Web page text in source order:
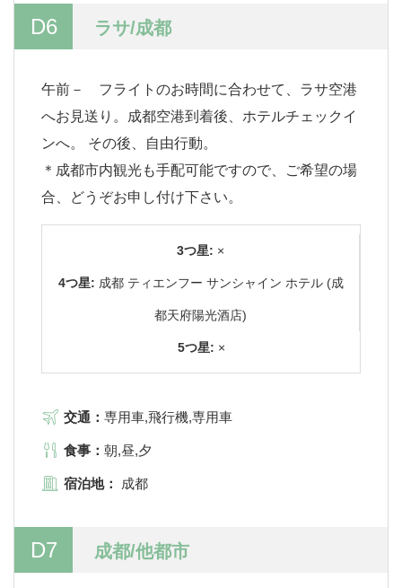
D6 ラサ/成都
午前－ フライトのお時間に合わせて、ラサ空港
へお見送り。成都空港到着後、ホテルチェックイ
ンへ。 その後、自由行動。
＊成都市内観光も手配可能ですので、ご希望の場
合、どうぞお申し付け下さい。
3つ星: ×
4つ星: 成都 ティエンフー サンシャイン ホテル (成
都天府陽光酒店)
5つ星: ×
交通： 専用車,飛行機,専用車
食事： 朝,昼,夕
宿泊地： 成都
D7 成都/他都市